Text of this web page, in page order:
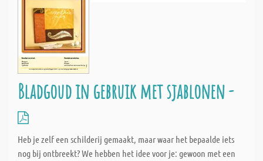
Bladgoud in gebruik met sjablonen -
Heb je zelf een schilderij gemaakt, maar waar het bepaalde iets
nog bij ontbreekt? We hebben het idee voor je: gewoon met een